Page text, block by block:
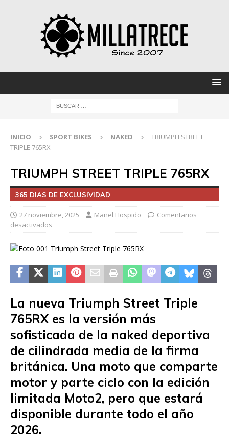
INICIO SPORT BIKES NAKED
TRIUMPH STREET
TRIPLE 765RX
TRIUMPH STREET TRIPLE 765RX
365 DIAS DE EXCLUSIVIDAD
27 noviembre, 2025 Manel Hospido
Comentarios
desactivados
La nueva Triumph Street Triple
765RX es la versión más
sofisticada de la naked deportiva
de cilindrada media de la firma
británica. Una moto que comparte
motor y parte ciclo con la edición
limitada Moto2, pero que estará
disponible durante todo el año
2026.